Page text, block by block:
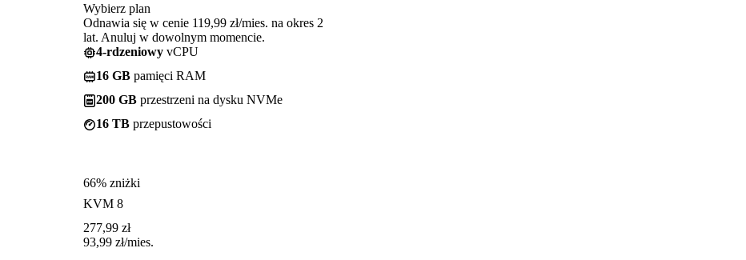
Wybierz plan
Odnawia się w cenie 119,99 zł/mies. na okres 2
lat. Anuluj w dowolnym momencie.
4-rdzeniowy vCPU
16 GB pamięci RAM
200 GB przestrzeni na dysku NVMe
16 TB przepustowości
66% zniżki
KVM 8
277,99 zł
93,99 zł/mies.